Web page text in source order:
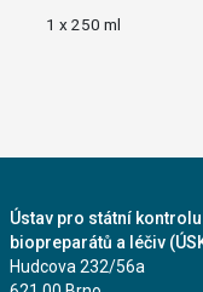
1 x 250 ml
Ústav pro státní
biopreparátů a léčiv
Hudcova 232/56a